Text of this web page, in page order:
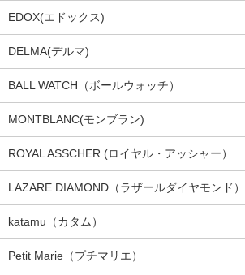
EDOX(エドックス)
DELMA(デルマ)
BALL WATCH（ボールウォッチ）
MONTBLANC(モンブラン)
ROYAL ASSCHER (ロイヤル・アッシャー）
LAZARE DIAMOND（ラザールダイヤモンド）
katamu（カタム）
Petit Marie（プチマリエ）